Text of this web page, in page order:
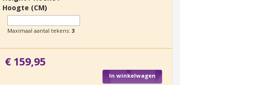
Hoogte (CM)
Maximaal aantal tekens:3
€ 159,95
In winkelwagen